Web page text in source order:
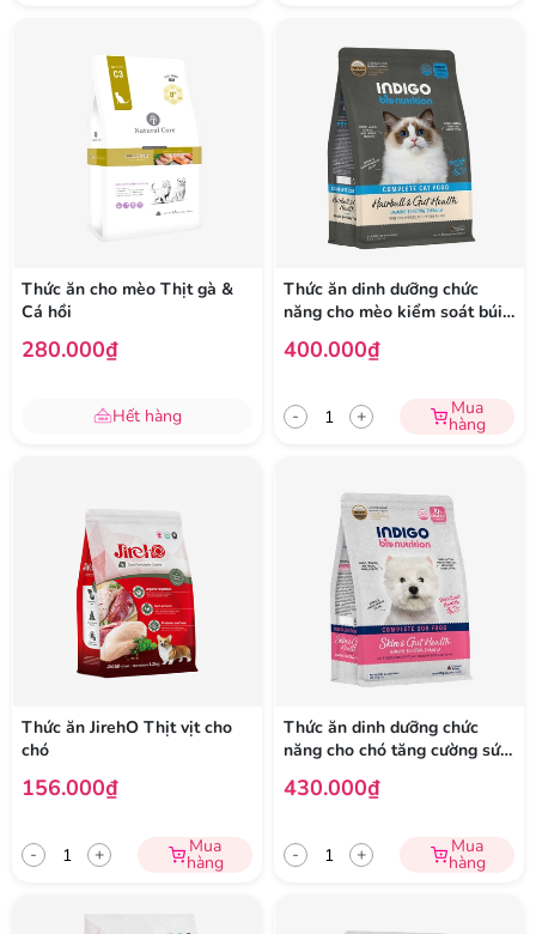
Thức ăn cho mèo Thịt gà &
Cá hồi
280.000₫
Hết hàng
Thức ăn dinh dưỡng chức
năng cho mèo kiểm soát búi
tiêu hóa
400.000₫
- + Mua
hàng
Thức ăn JirehO Thịt vịt cho
chó
156.000₫
- + Mua
hàng
Thức ăn dinh dưỡng chức
năng cho chó tăng cường sức
430.000₫
- + Mua
hàng